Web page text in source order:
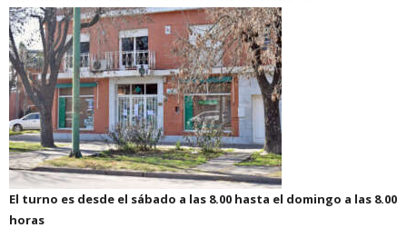
El turno es desde el sábado a las 8.00 hasta el domingo a las 8.00
horas